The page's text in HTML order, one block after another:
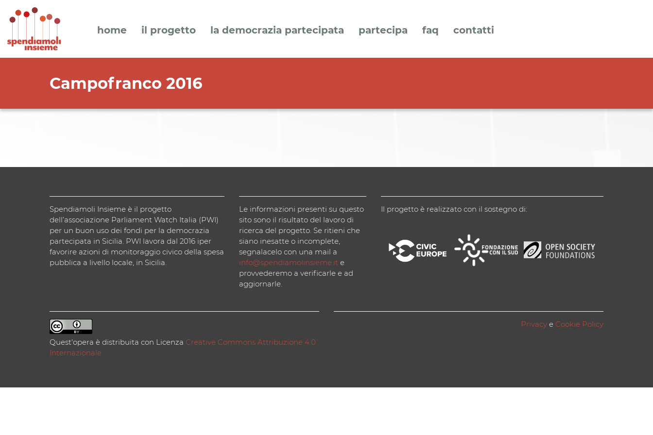
home il progetto la democrazia partecipata partecipa faq contatti
Campofranco 2016
Spendiamoli Insieme è il progetto
dell’associazione Parliament Watch Italia (PWI)
per un buon uso dei fondi per la democrazia
partecipata in Sicilia. PWI lavora dal 2016 iper
favorire azioni di monitoraggio civico della spesa
pubblica a livello locale, in Sicilia.
Le informazioni presenti su questo
sito sono il risultato del lavoro di
ricerca del progetto. Se ritieni che
siano inesatte o incomplete,
segnalacelo con una mail a
info@spendiamolinsieme.ite
provvederemo a verificarle e ad
aggiornarle.
Il progetto è realizzato con il sostegno di:
Quest'opera è distribuita con Licenza Creative Commons Attribuzione 4.0
Internazionale
Privacy e Cookie Policy